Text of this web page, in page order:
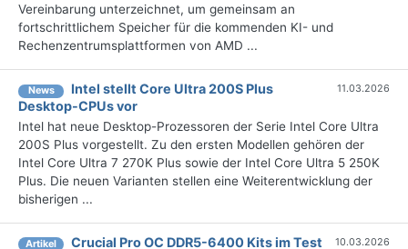
Vereinbarung unterzeichnet, um gemeinsam an
fortschrittlichem Speicher für die kommenden KI- und
Rechenzentrumsplattformen von AMD ...
News
Intel stellt Core Ultra 200S Plus
Desktop-CPUs vor
11.03.2026
Intel hat neue Desktop-Prozessoren der Serie Intel Core Ultra
200S Plus vorgestellt. Zu den ersten Modellen gehören der
Intel Core Ultra 7 270K Plus sowie der Intel Core Ultra 5 250K
Plus. Die neuen Varianten stellen eine Weiterentwicklung der
bisherigen ...
Artikel Crucial Pro OC DDR5-6400 Kits im Test 10.03.2026